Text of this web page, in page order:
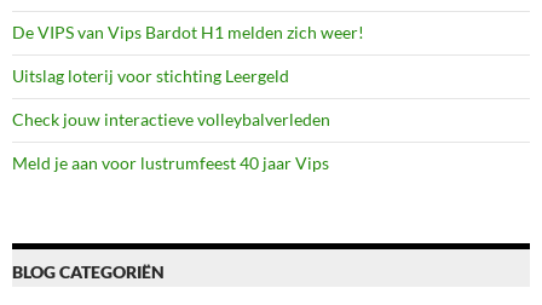
De VIPS van Vips Bardot H1 melden zich weer!
Uitslag loterij voor stichting Leergeld
Check jouw interactieve volleybalverleden
Meld je aan voor lustrumfeest 40 jaar Vips
BLOG CATEGORIËN